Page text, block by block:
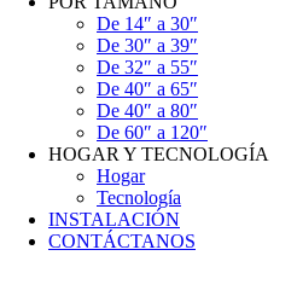
De 14″ a 30″
De 30″ a 39″
De 32″ a 55″
De 40″ a 65″
De 40″ a 80″
De 60″ a 120″
HOGAR Y TECNOLOGÍA
Hogar
Tecnología
INSTALACIÓN
CONTÁCTANOS